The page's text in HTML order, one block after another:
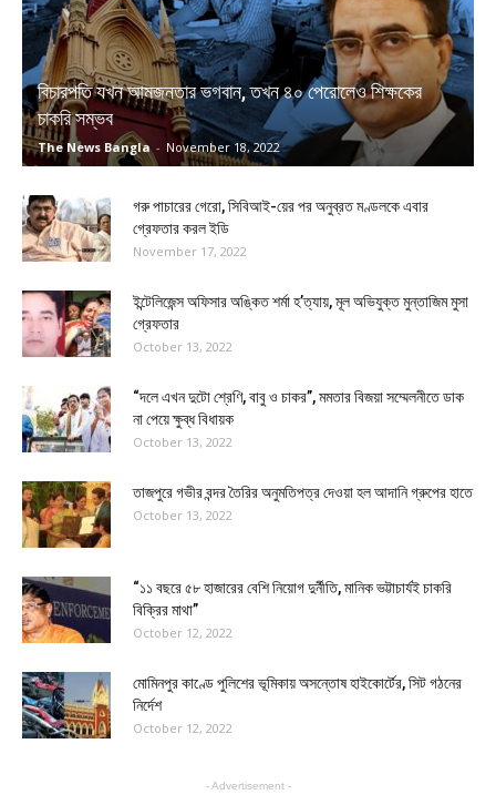
বিচারপতি যখন আমজনতার ভগবান, তখন ৪০ পেরোলেও শিক্ষকের
চাকরি সম্ভব
The News Bangla - November 18, 2022
গরু পাচারের গেরো, সিবিআই-য়ের পর অনুব্রত মণ্ডলকে এবার
গ্রেফতার করল ইডি
November 17, 2022
ইন্টেলিজেন্স অফিসার অঙ্কিত শর্মা হ’ত্যায়, মূল অভিযুক্ত মুন্তাজিম মুসা
গ্রেফতার
October 13, 2022
“দলে এখন দুটো শ্রেণি, বাবু ও চাকর”, মমতার বিজয়া সম্মেলনীতে ডাক
না পেয়ে ক্ষুব্ধ বিধায়ক
October 13, 2022
তাজপুরে গভীর বন্দর তৈরির অনুমতিপত্র দেওয়া হল আদানি গ্রুপের হাতে
October 13, 2022
“১১ বছরে ৫৮ হাজারের বেশি নিয়োগ দুর্নীতি, মানিক ভট্টাচার্যই চাকরি
বিক্রির মাথা”
October 12, 2022
মোমিনপুর কাণ্ডে পুলিশের ভূমিকায় অসন্তোষ হাইকোর্টের, সিট গঠনের
নির্দেশ
October 12, 2022
- Advertisement -